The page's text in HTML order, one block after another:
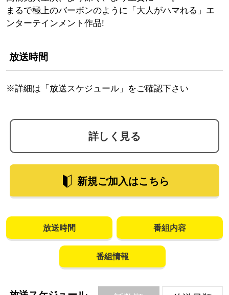
まるで極上のバーボンのように「大人がハマれる」エ
ンターテインメント作品!
放送時間
※詳細は「放送スケジュール」をご確認下さい
詳しく見る
新規ご加入はこちら
放送時間 番組内容
番組情報